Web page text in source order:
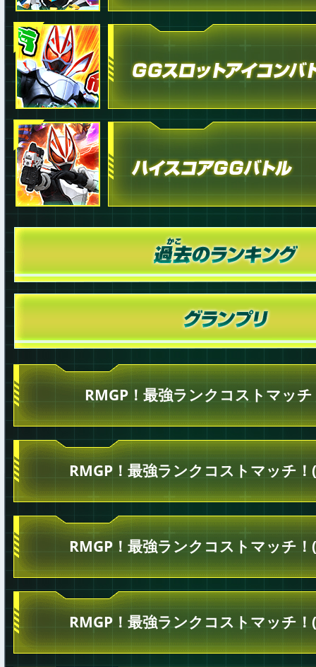
RMGP！最強ランクコストマッ
RMGP！最強ランクコストマッチ
RMGP！最強ランクコストマッチ
RMGP！最強ランクコストマッチ